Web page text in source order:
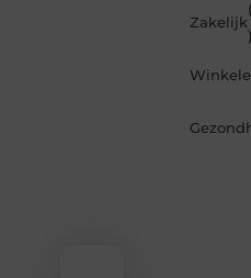
Zakelijk
)